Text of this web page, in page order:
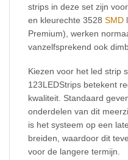
strips in deze set zijn
en kleurechte 3528 SMD
Premium), werken
vanzelfsprekend ook
Kiezen voor het led strip
123LEDStrips betekent
kwaliteit. Standaard
onderdelen van dit
is het systeem op een
breiden, waardoor dit
voor de langere termijn.